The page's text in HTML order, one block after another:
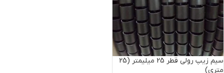
سیم زیپ رولی قطر 25 میلیمتر (25
متری)